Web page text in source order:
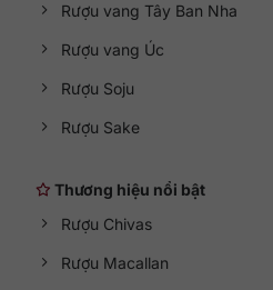
Rượu vang Tây Ban Nha
Rượu vang Úc
Rượu Soju
Rượu Sake
Thương hiệu nổi bật
Rượu Chivas
Rượu Macallan